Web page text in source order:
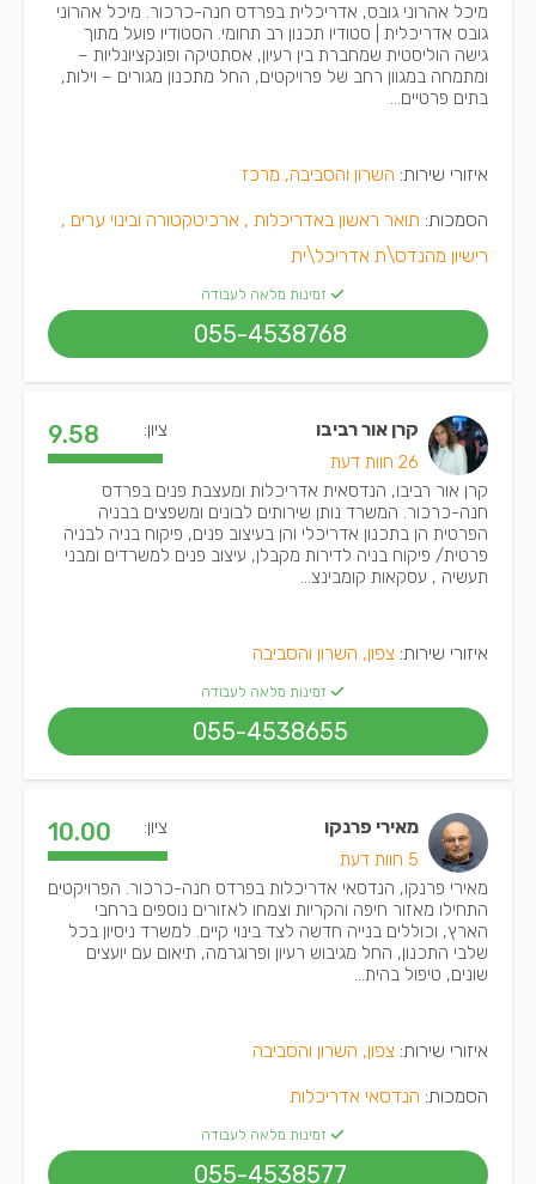
מיכל אהרוני גובס, אדריכלית בפרדס חנה-כרכור. מיכל אהרוני
גובס אדריכלית | סטודיו תכנון רב תחומי. הסטודיו פועל מתוך
גישה הוליסטית שמחברת בין רעיון, אסתטיקה ופונקציונליות –
ומתמחה במגוון רחב של פרויקטים, החל מתכנון מגורים – וילות,
בתים פרטיים...
איזורי שירות: השרון והסביבה, מרכז
הסמכות: תואר ראשון באדריכלות , ארכיטקטורה ובינוי ערים ,
רישיון מהנדס\ת אדריכל\ית
זמינות מלאה לעבודה
055-4538768
קרן אור רביבו
26 חוות דעת
ציון: 9.58
קרן אור רביבו, הנדסאית אדריכלות ומעצבת פנים בפרדס
חנה-כרכור. המשרד נותן שירותים לבונים ומשפצים בבניה
הפרטית הן בתכנון אדריכלי והן בעיצוב פנים, פיקוח בניה לבניה
פרטית/ פיקוח בניה לדירות מקבלן, עיצוב פנים למשרדים ומבני
תעשיה , עסקאות קומבינצ...
איזורי שירות: צפון, השרון והסביבה
זמינות מלאה לעבודה
055-4538655
מאירי פרנקו
5 חוות דעת
ציון: 10.00
מאירי פרנקו, הנדסאי אדריכלות בפרדס חנה-כרכור. הפרויקטים
התחילו מאזור חיפה והקריות וצמחו לאזורים נוספים ברחבי
הארץ, וכוללים בנייה חדשה לצד בינוי קיים. למשרד ניסיון בכל
שלבי התכנון, החל מגיבוש רעיון ופרוגרמה, תיאום עם יועצים
שונים, טיפול בהית...
איזורי שירות: צפון, השרון והסביבה
הסמכות: הנדסאי אדריכלות
זמינות מלאה לעבודה
055-4538577